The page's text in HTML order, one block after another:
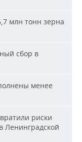
млн тонн зерна
сбор в
менее
риски
Ленинградской